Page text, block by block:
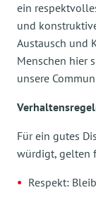
ein
und
Austausch und
Menschen hier
unsere
Für ein gutes
würdigt, gelten
Respekt: